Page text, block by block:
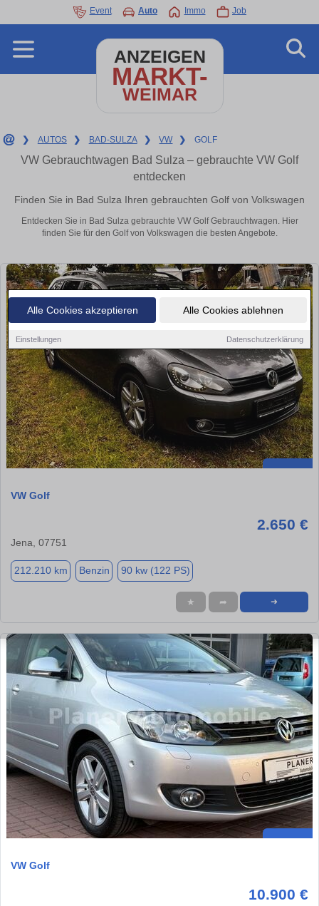
Alle Cookies akzeptieren Alle Cookies ablehnen
Einstellungen Datenschutzerklärung
Event Auto Immo Job
ANZEIGEN
MARKT-
WEIMAR
❯ AUTOS ❯ BAD-SULZA ❯ VW ❯ GOLF
VW Gebrauchtwagen Bad Sulza – gebrauchte VW Golf
entdecken
Finden Sie in Bad Sulza Ihren gebrauchten Golf von Volkswagen
Entdecken Sie in Bad Sulza gebrauchte VW Golf Gebrauchtwagen. Hier
finden Sie für den Golf von Volkswagen die besten Angebote.
VW Golf
2.650 €
Jena, 07751
212.210 km Benzin 90 kw (122 PS)
★ ➦ ➜
VW Golf
10.900 €